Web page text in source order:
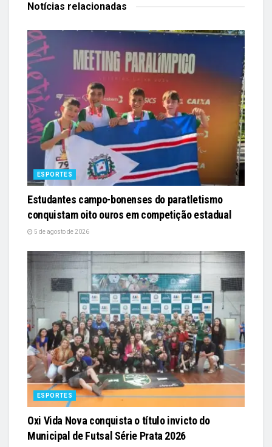
Notícias relacionadas
ESPORTES
Estudantes campo-bonenses do paratletismo
conquistam oito ouros em competição estadual
5 de agosto de 2026
ESPORTES
Oxi Vida Nova conquista o título invicto do
Municipal de Futsal Série Prata 2026